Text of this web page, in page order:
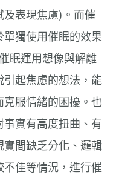
及表現焦慮)。而催
單獨使用催眠的效果
眠運用想像與解離
引起焦慮的想法，能
服情緒的困擾。也
實有高度扭曲、有
實間缺乏分化、邏輯
佳等情況，進行催